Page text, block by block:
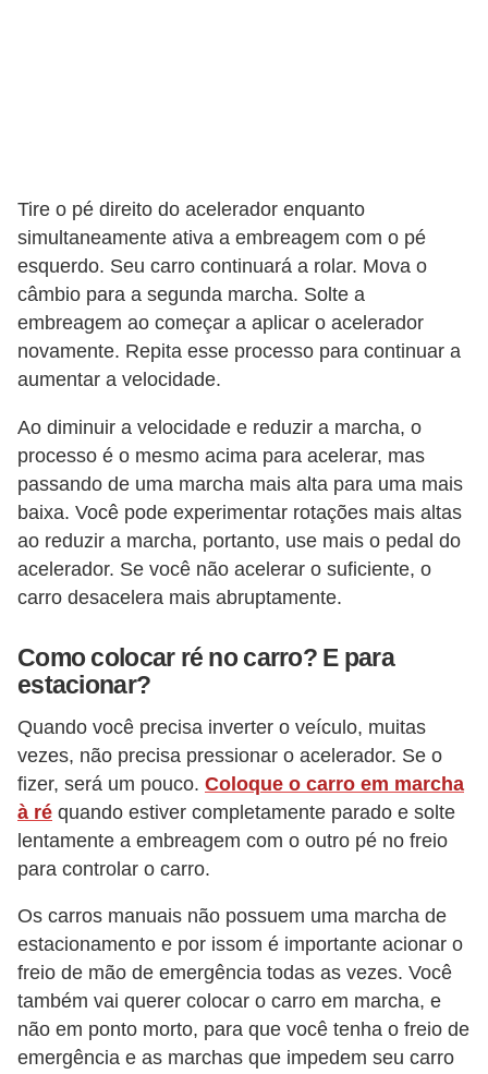
Tire o pé direito do acelerador enquanto
simultaneamente ativa a embreagem com o pé
esquerdo. Seu carro continuará a rolar. Mova o
câmbio para a segunda marcha. Solte a
embreagem ao começar a aplicar o acelerador
novamente. Repita esse processo para continuar a
aumentar a velocidade.
Ao diminuir a velocidade e reduzir a marcha, o
processo é o mesmo acima para acelerar, mas
passando de uma marcha mais alta para uma mais
baixa. Você pode experimentar rotações mais altas
ao reduzir a marcha, portanto, use mais o pedal do
acelerador. Se você não acelerar o suficiente, o
carro desacelera mais abruptamente.
Como colocar ré no carro? E para
estacionar?
Quando você precisa inverter o veículo, muitas
vezes, não precisa pressionar o acelerador. Se o
fizer, será um pouco. Coloque o carro em marcha
à ré quando estiver completamente parado e solte
lentamente a embreagem com o outro pé no freio
para controlar o carro.
Os carros manuais não possuem uma marcha de
estacionamento e por issom é importante acionar o
freio de mão de emergência todas as vezes. Você
também vai querer colocar o carro em marcha, e
não em ponto morto, para que você tenha o freio de
emergência e as marchas que impedem seu carro